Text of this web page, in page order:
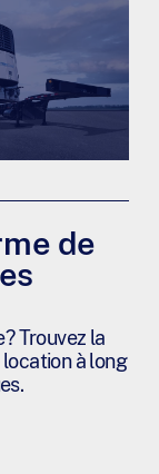
de
Trouvez la
à long